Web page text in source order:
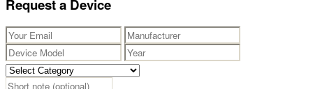
Request a Device